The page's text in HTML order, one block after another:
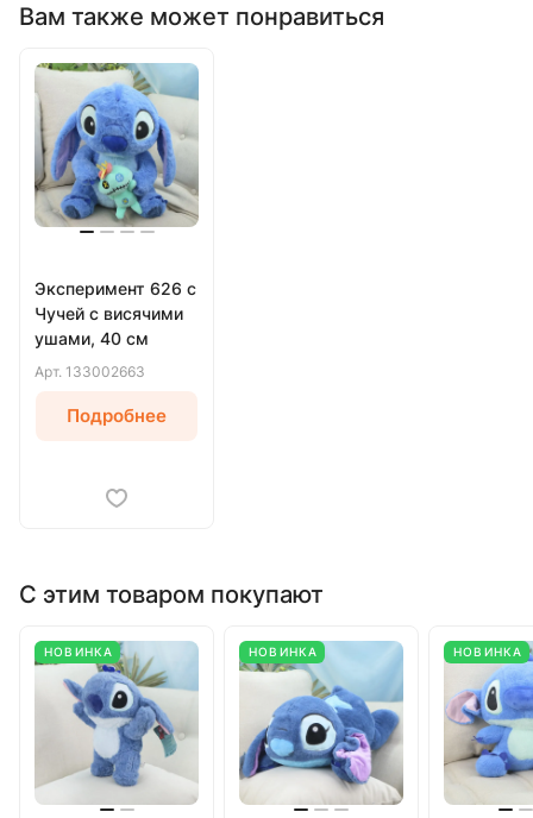
Вам также может понравиться
Эксперимент 626 с
Чучей с висячими
ушами, 40 см
Арт. 133002663
Подробнее
С этим товаром покупают
НОВИНКА НОВИНКА НОВИНКА